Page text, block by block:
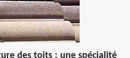
des toits : une spécialité